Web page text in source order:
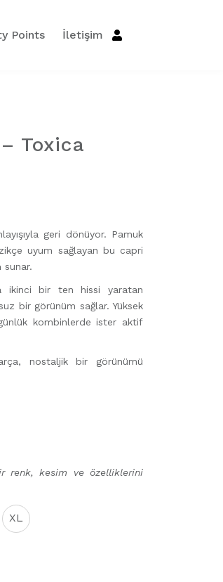
Points İletişim
Toxica
geri dönüyor. Pamuk
uyum sağlayan bu capri
ikinci bir ten hissi yaratan
bir görünüm sağlar. Yüksek
kombinlerde ister aktif
nostaljik bir görünümü
renk, kesim ve özelliklerini
XL